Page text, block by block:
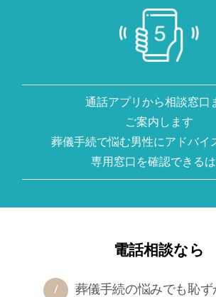
通話アプリから相談窓口
ご案内します
葬儀手続で悩む男性にアドバイ
専用窓口を確認できる
電話相談なら
葬儀手続の悩みでも恥